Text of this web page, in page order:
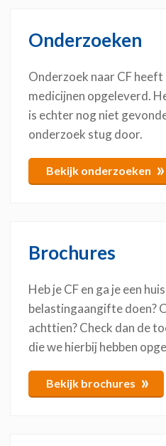
Onderzoeken
Onderzoek naar CF
medicijnen opgeleverd.
is echter nog niet
onderzoek stug door.
Bekijk onderzoeken »
Brochures
Heb je CF en ga je een
belastingaangifte doen?
achttien? Check dan de
die we hierbij hebben
Bekijk brochures »